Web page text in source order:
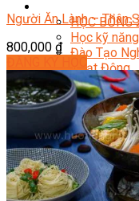
HỌC BỔNG
Học kỹ năng
Đào Tạo
Hoạt Động
Văn Hóa
Sự Kiện
Siêu Thị
Chưa có
Người Ăn Lành – Thân
800,000 ₫